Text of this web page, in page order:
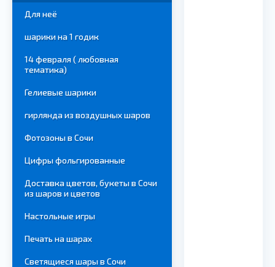
Для неё
шарики на 1 годик
14 февраля ( любовная
тематика)
Гелиевые шарики
гирлянда из воздушных шаров
Фотозоны в Сочи
Цифры фольгированные
Доставка цветов, букеты в Сочи
из шаров и цветов
Настольные игры
Печать на шарах
Светящиеся шары в Сочи